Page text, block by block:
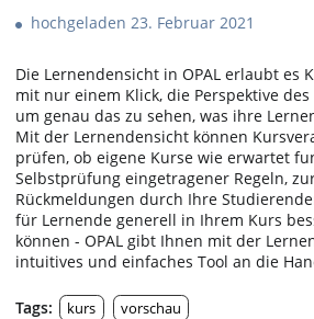
hochgeladen 23. Februar 2021
Die Lernendensicht in OPAL erlaubt es
mit nur einem Klick, die Perspektive
um genau das zu sehen, was ihre
Mit der Lernendensicht können
prüfen, ob eigene Kurse wie erwartet
Selbstprüfung eingetragener Regeln,
Rückmeldungen durch Ihre
für Lernende generell in Ihrem Kurs
können - OPAL gibt Ihnen mit der
intuitives und einfaches Tool an die
Tags: kurs
vorschau